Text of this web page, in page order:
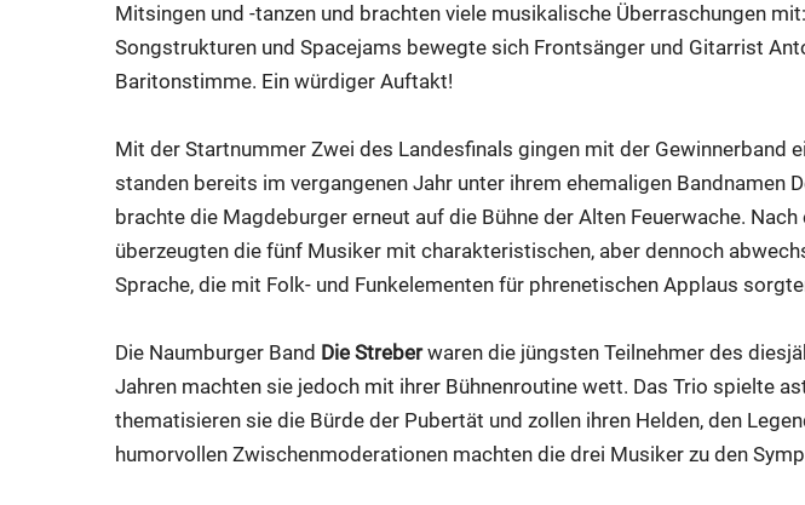
Mitsingen und -tanzen und brachten viele musikalische Überraschungen
Songstrukturen und Spacejams bewegte sich Frontsänger und Gitarrist
Baritonstimme. Ein würdiger Auftakt!
Mit der Startnummer Zwei des Landesfinals gingen mit der Gewinnerband
standen bereits im vergangenen Jahr unter ihrem ehemaligen Bandnamen
brachte die Magdeburger erneut auf die Bühne der Alten Feuerwache.
überzeugten die fünf Musiker mit charakteristischen, aber dennoch
Sprache, die mit Folk- und Funkelementen für phrenetischen Applaus
Die Naumburger Band Die Streberwaren die jüngsten Teilnehmer des
Jahren machten sie jedoch mit ihrer Bühnenroutine wett. Das Trio spielte
thematisieren sie die Bürde der Pubertät und zollen ihren Helden, den
humorvollen Zwischenmoderationen machten die drei Musiker zu den